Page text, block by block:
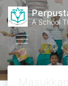
A School